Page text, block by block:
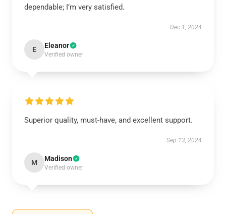
dependable; I’m very satisfied.
Dec 1, 2024
E Eleanor
Verified owner
Superior quality, must-have, and excellent support.
Sep 13, 2024
M Madison
Verified owner